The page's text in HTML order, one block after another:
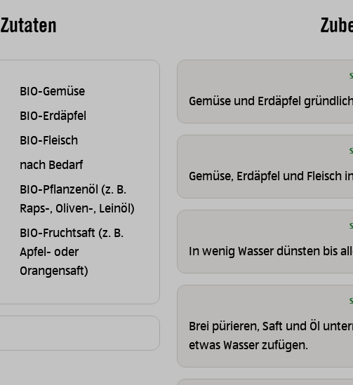
Zutaten
BIO-Gemüse
BIO-Erdäpfel
BIO-Fleisch
nach Bedarf
BIO-Pflanzenöl (z. B.
Raps-, Oliven-, Leinöl)
BIO-Fruchtsaft (z. B.
Apfel- oder
Orangensaft)
Gemüse und Erdäpfel
Gemüse, Erdäpfel und Fleisch
In wenig Wasser dünsten bis
Brei pürieren, Saft und Öl
etwas Wasser zufügen.